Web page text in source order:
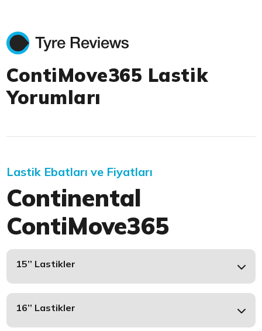
ContiMove365 Lastik
Yorumları
Lastik Ebatları ve Fiyatları
Continental
ContiMove365
15’’ Lastikler
16’’ Lastikler